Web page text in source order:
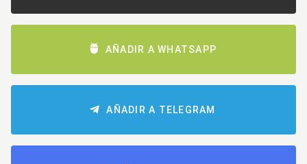
AÑADIR A WHATSAPP
AÑADIR A TELEGRAM